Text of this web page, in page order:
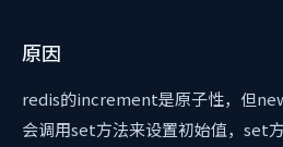
原因
redis的increment是原子性，但
会调用set方法来设置初始值，set